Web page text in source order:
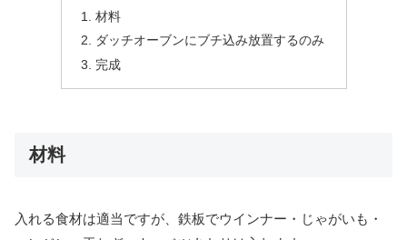
材料
ダッチオーブンにブチ込み放置するのみ
完成
材料
入れる食材は適当ですが、鉄板でウインナー・じゃがいも・